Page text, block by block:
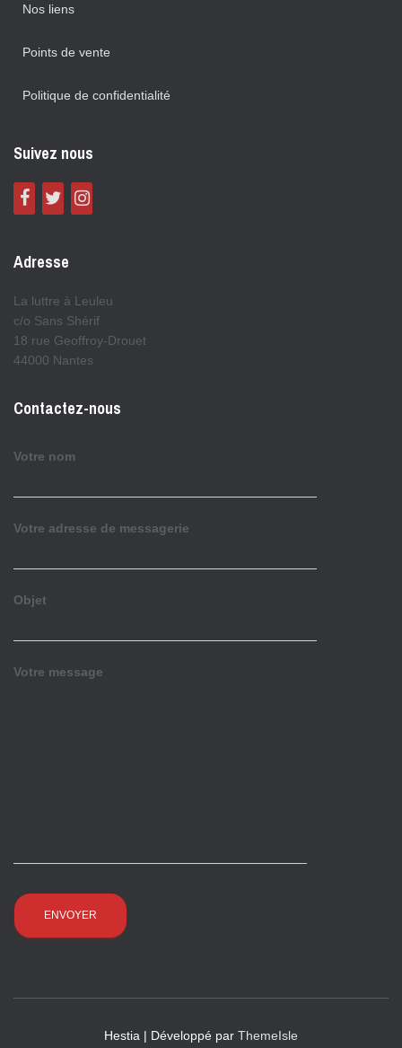
Nos liens
Points de vente
Politique de confidentialité
Suivez nous
Adresse
La luttre à Leuleu
c/o Sans Shérif
18 rue Geoffroy-Drouet
44000 Nantes
Contactez-nous
Votre nom
Votre adresse de messagerie
Objet
Votre message
Hestia | Développé par ThemeIsle